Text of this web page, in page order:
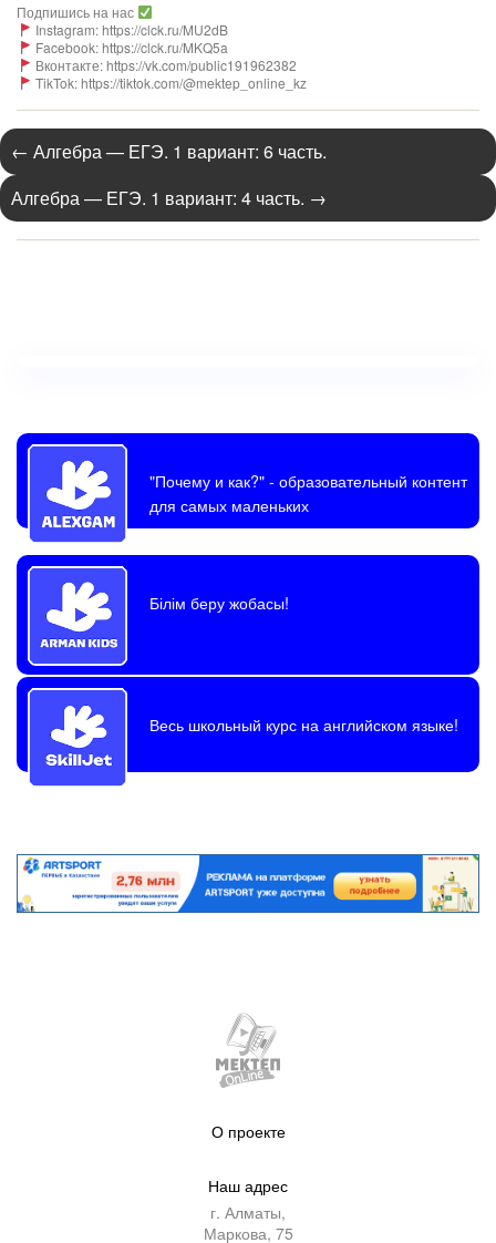
Подпишись на нас
Instagram: https://clck.ru/MU2dB
Facebook: https://clck.ru/MKQ5a
Вконтакте: https://vk.com/public191962382
TikTok: https://tiktok.com/@mektep_online_kz
← Алгебра — ЕГЭ. 1 вариант: 6 часть.
Алгебра — ЕГЭ. 1 вариант: 4 часть. →
"Почему и как?"- образовательный контент
для самых маленьких
Білім беру жобасы!
Весь школьный курс на английском языке!
О проекте
Наш адрес
г. Алматы,
Маркова, 75